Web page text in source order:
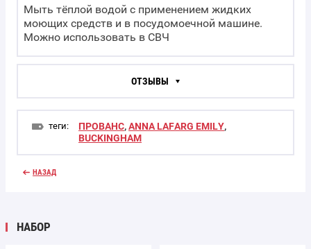
Мыть тёплой водой с применением жидких
моющих средств и в посудомоечной машине.
Можно использовать в СВЧ
ОТЗЫВЫ
теги: ПРОВАНС,ANNA LAFARG EMILY,
BUCKINGHAM
НАЗАД
НАБОР